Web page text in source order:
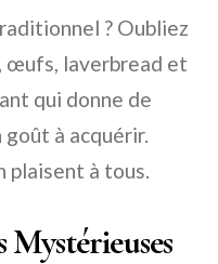
? Oubliez
œufs, laverbread et
qui donne de
goût à acquérir.
plaisent à tous.